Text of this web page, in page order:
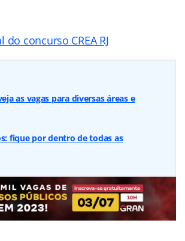
do concurso CREA RJ
as vagas para diversas áreas e
fique por dentro de todas as